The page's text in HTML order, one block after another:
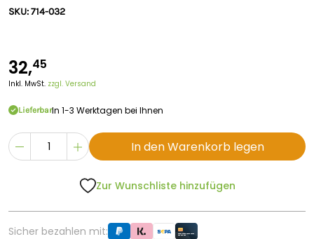
SKU: 714-032
32,45
Inkl. MwSt. zzgl. Versand
LieferbarIn 1-3 Werktagen bei Ihnen
In den Warenkorb legen
Zur Wunschliste hinzufügen
Sicher bezahlen mit: